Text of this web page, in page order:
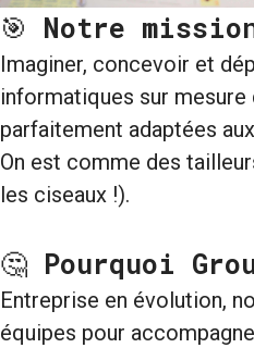
🎯 Notre
Imaginer, concevoir et
informatiques sur mesure
parfaitement adaptées
On est comme des
les ciseaux !).
🤔 Pourquoi
Entreprise en évolution,
équipes pour